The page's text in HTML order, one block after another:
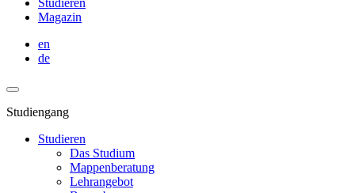
Studieren
Magazin
en
de
Studiengang
Studieren
Das Studium
Mappenberatung
Lehrangebot